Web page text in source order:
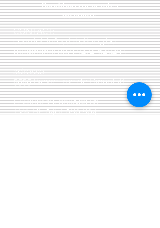
Conditions générales
de vente::
CONTACT:
courriel:info@latelier13.be
téléphone:00(32)474-649433
adresse:
5555 Bièvre, rue de Dinant 41
L'Atelier 13, phil&co srl
TVA: BE0461 089 894